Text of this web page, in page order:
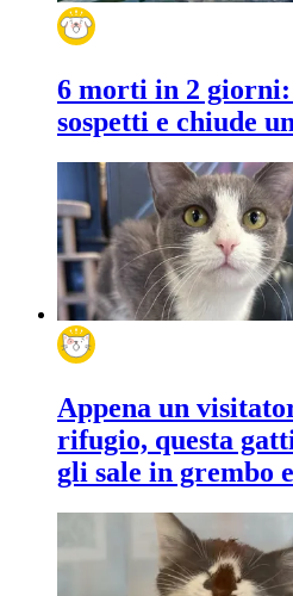
6 morti in 2
sospetti e chiude
Appena un
rifugio, questa
gli sale in grembo